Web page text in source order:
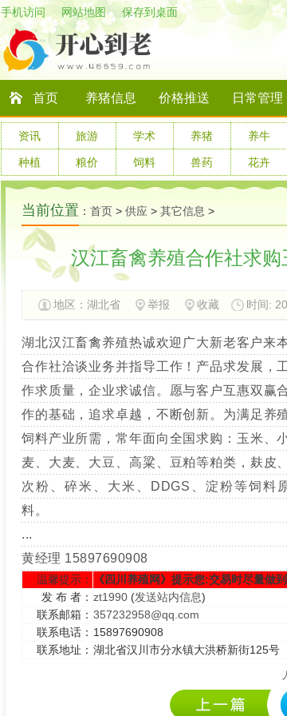
手机访问 网站地图 保存到桌面
首页 养猪信息 价格推送 日常管理
资讯 旅游 学术 养猪 养牛
种植 粮价 饲料 兽药 花卉
当前位置 ： 首页 > 供应 > 其它信息 >
汉江畜禽养殖合作社求
地区： 湖北省 举报 收藏 时间:
湖北汉江畜禽养殖热诚欢迎广大新老客户来
合作社洽谈业务并指导工作！产品求发展，工
作求质量，企业求诚信。愿与客户互惠双赢
作的基础，追求卓越，不断创新。为满足养
饲料产业所需，常年面向全国求购：玉米、
麦、大麦、大豆、高粱、豆粕等粕类，麸皮、
次粉、碎米、大米、DDGS、淀粉等饲料
料。
...
黄经理 15897690908
温馨提示：
《四川养殖网》提示您:交易时尽量做
发 布 者： zt1990 (发送站内信息)
联系邮箱： 357232958@qq.com
联系电话： 15897690908
联系地址： 湖北省汉川市分水镇大洪桥新街125号